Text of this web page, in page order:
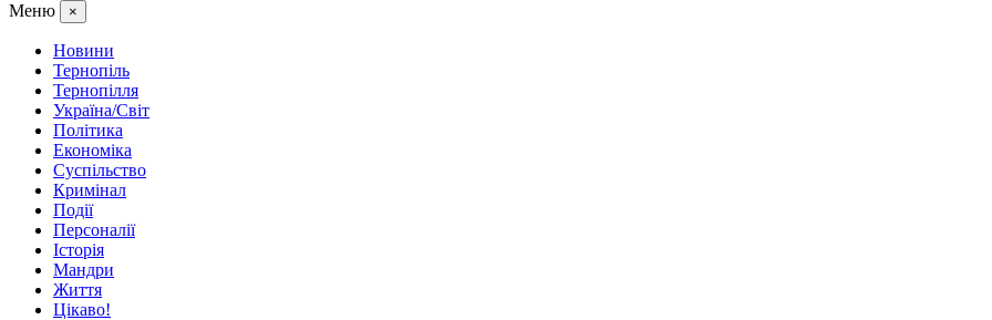
Меню ×
Новини
Тернопіль
Тернопілля
Україна/Світ
Політика
Економіка
Суспільство
Кримінал
Події
Персоналії
Історія
Мандри
Життя
Цікаво!